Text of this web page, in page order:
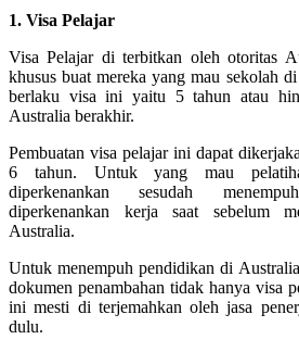
1. Visa Pelajar
Visa Pelajar di terbitkan oleh otoritas
khusus buat mereka yang mau sekolah
berlaku visa ini yaitu 5 tahun atau
Australia berakhir.
Pembuatan visa pelajar ini dapat
6 tahun. Untuk yang mau
diperkenankan sesudah
diperkenankan kerja saat sebelum
Australia.
Untuk menempuh pendidikan di
dokumen penambahan tidak hanya visa
ini mesti di terjemahkan oleh jasa
dulu.